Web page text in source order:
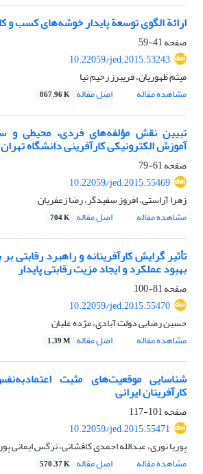
ارائة الگوی توسعة پایدار خوشه‌های کسب و
صفحه41-59
10.22059/jed.2015.53243
میثم ظهوریان، فریبرز رحیم نیا
مشاهده مقاله
اصل مقاله 867.96 K
تبیین نقش مؤلفه‌های فردی، محیطی و
آموزش الکترونیکی کارآفرینی دانشگاه تهران
صفحه61-79
10.22059/jed.2015.55469
زهرا آراستی، افروز سفیدگر، رضا زعفریان
مشاهده مقاله
اصل مقاله 704 K
تأثیر گرایش کارآفرینانه و راهبرد رقابتی
بهبود عملکرد و ایجاد مزیت رقابتی پایدار
صفحه81-100
10.22059/jed.2015.55470
حسین رضایی دولت آبادی، مژده علیان
مشاهده مقاله
اصل مقاله 1.39 M
شناسایی موقعیت‌های مثبت
کارآفرینان ایرانی
صفحه101-117
10.22059/jed.2015.55471
پوریا نوری، عبدالله احمدی کافشانی، نرگس ایمانی
مشاهده مقاله
اصل مقاله 570.37 K